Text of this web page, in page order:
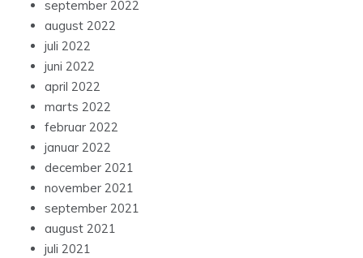
september 2022
august 2022
juli 2022
juni 2022
april 2022
marts 2022
februar 2022
januar 2022
december 2021
november 2021
september 2021
august 2021
juli 2021